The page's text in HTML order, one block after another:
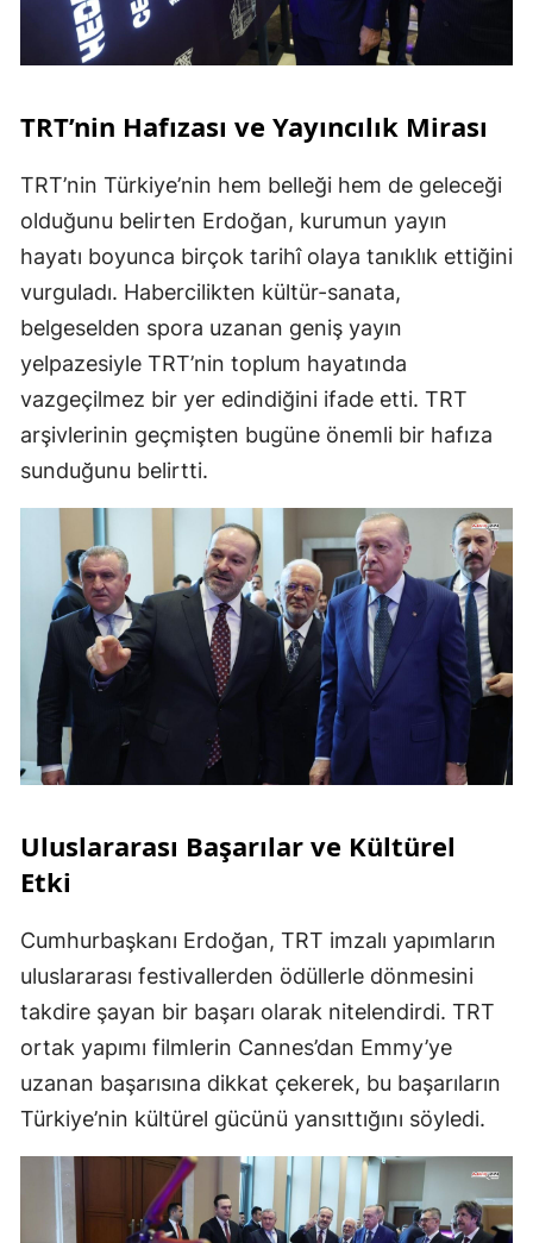
TRT’nin Hafızası ve Yayıncılık Mirası
TRT’nin Türkiye’nin hem belleği hem de geleceği
olduğunu belirten Erdoğan, kurumun yayın
hayatı boyunca birçok tarihî olaya tanıklık ettiğini
vurguladı. Habercilikten kültür-sanata,
belgeselden spora uzanan geniş yayın
yelpazesiyle TRT’nin toplum hayatında
vazgeçilmez bir yer edindiğini ifade etti. TRT
arşivlerinin geçmişten bugüne önemli bir hafıza
sunduğunu belirtti.
Uluslararası Başarılar ve Kültürel
Etki
Cumhurbaşkanı Erdoğan, TRT imzalı yapımların
uluslararası festivallerden ödüllerle dönmesini
takdire şayan bir başarı olarak nitelendirdi. TRT
ortak yapımı filmlerin Cannes’dan Emmy’ye
uzanan başarısına dikkat çekerek, bu başarıların
Türkiye’nin kültürel gücünü yansıttığını söyledi.